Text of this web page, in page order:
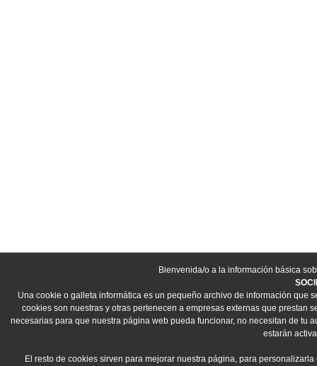
Bienvenida/o a la información básica
Una cookie o galleta informática es un pequeño archivo de información que
cookies son nuestras y otras pertenecen a empresas externas que prestan
necesarias para que nuestra página web pueda funcionar, no necesitan de tu
estarán
El resto de cookies sirven para mejorar nuestra página, para